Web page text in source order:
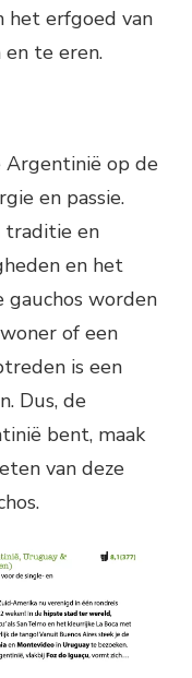
het erfgoed van
te eren.
Argentinië op de
en passie.
traditie en
en het
gauchos worden
of een
is een
Dus, de
bent, maak
van deze